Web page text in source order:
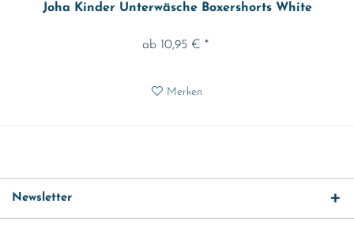
Joha Kinder Unterwäsche Boxershorts White
ab 10,95 € *
Merken
Newsletter